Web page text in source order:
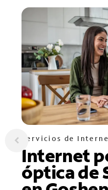
Servicios de
Internet
óptica de